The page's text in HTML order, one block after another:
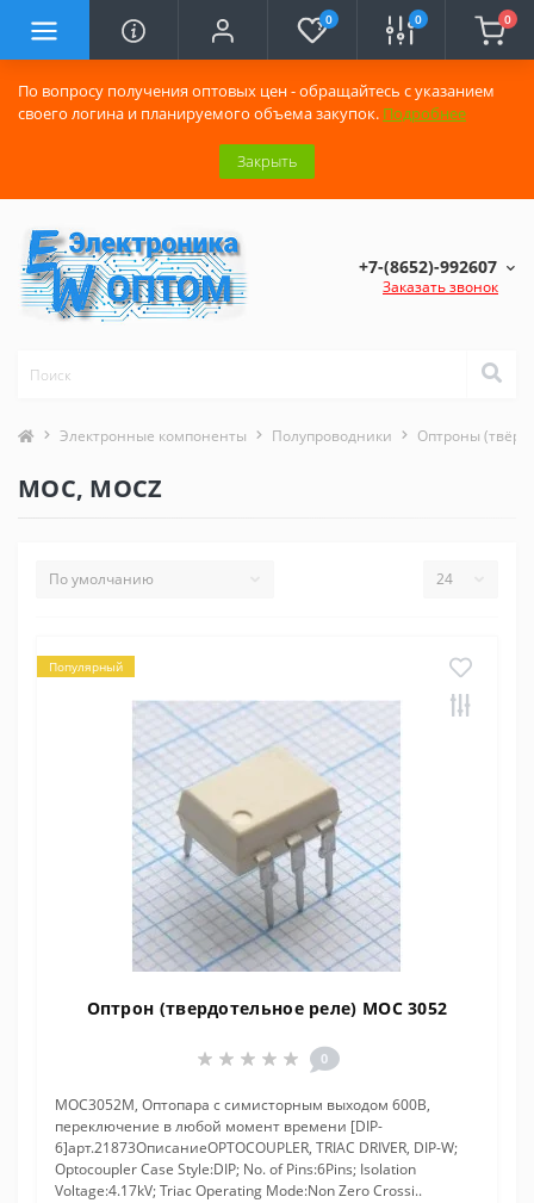
По вопросу получения оптовых цен - обращайтесь с указанием
своего логина и планируемого объема закупок. Подробнее
Закрыть
0 0 0
+7-(8652)-992607
Заказать звонок
Электронные компоненты Полупроводники Оптроны
MOC, MOCZ
Популярный
Оптрон (твердотельное реле) MOC 3052
0
MOC3052M, Оптопара с симисторным выходом 600В,
переключение в любой момент времени [DIP-
6]арт.21873ОписаниеOPTOCOUPLER, TRIAC DRIVER, DIP-W;
Optocoupler Case Style:DIP; No. of Pins:6Pins; Isolation
Voltage:4.17kV; Triac Operating Mode:Non Zero Crossi..